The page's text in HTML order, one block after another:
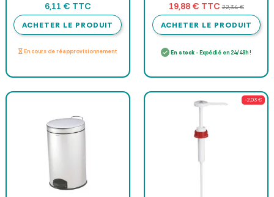
6,11 € TTC
ACHETER LE PRODUIT
En cours de réapprovisionnement
19,88 € TTC 22,34 €
ACHETER LE PRODUIT
En stock - Expédié en 24/48h !
-2,03 €